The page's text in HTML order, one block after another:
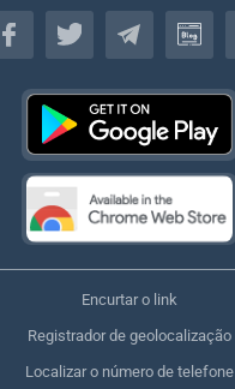
Brasileiro
Encurtar o link
Registrador de geolocalização
Localizar o número de telefone